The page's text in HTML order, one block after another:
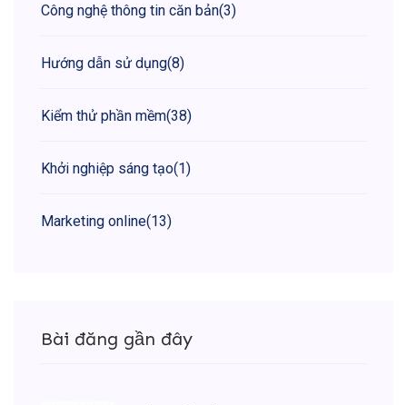
Công nghệ thông tin căn bản(3)
Hướng dẫn sử dụng(8)
Kiểm thử phần mềm(38)
Khởi nghiệp sáng tạo(1)
Marketing online(13)
Bài đăng gần đây